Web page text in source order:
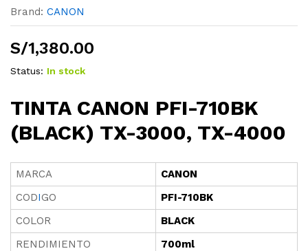
Brand: CANON
S/1,380.00
Status: In stock
TINTA CANON PFI-710BK
(BLACK) TX-3000, TX-4000
MARCA
CANON
CODIGO
PFI-710BK
COLOR
BLACK
RENDIMIENTO
700ml